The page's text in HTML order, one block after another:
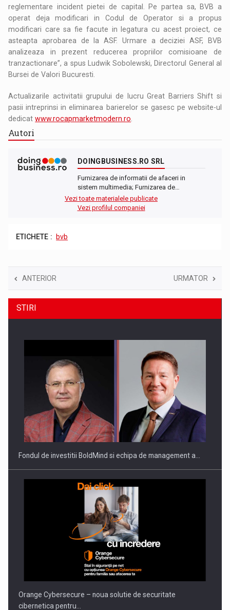
reglementare incident pietei de capital. Pe partea sa, BVB a
operat deja modificari in Codul de Operator si a propus
modificari care sa fie facute in legatura cu acest proiect, ce
asteapta aprobarea de la ASF. Urmare a deciziei ASF, BVB
analizeaza in prezent reducerea propriilor comisioane de
tranzactionare”, a spus Ludwik Sobolewski, Directorul General al
Bursei de Valori Bucuresti.
Actualizarile activitatii grupului de lucru Great Barriers Shift si
pasii intreprinsi in eliminarea barierelor se gasesc pe website-ul
dedicatwww.rocapmarketmodern.ro
Autori
DOINGBUSINESS.RO SRL
Furnizarea de informatii de afaceri in
sistem multimedia; Furnizarea de…
Vezi toate materialele publicate
Vezi profilul companiei
ETICHETE : bvb
ANTERIOR URMATOR
STIRI
Fondul de investitii BoldMind si echipa de management a…
Orange Cybersecure – noua solutie de securitate
cibernetica pentru…